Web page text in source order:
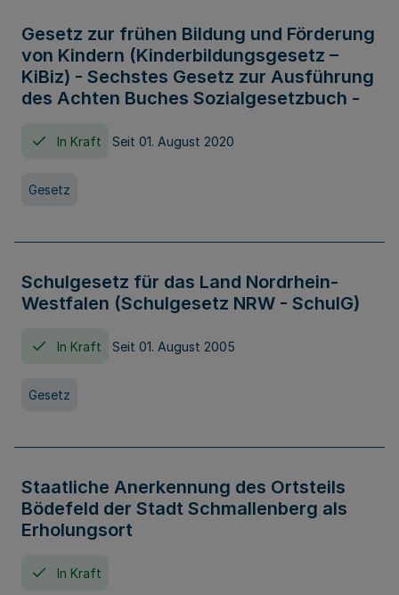
Gesetz zur frühen Bildung und Förderung
von Kindern (Kinderbildungsgesetz –
KiBiz) - Sechstes Gesetz zur Ausführung
des Achten Buches Sozialgesetzbuch -
In Kraft Seit 01. August 2020
Gesetz
Schulgesetz für das Land Nordrhein-
Westfalen (Schulgesetz NRW - SchulG)
In Kraft Seit 01. August 2005
Gesetz
Staatliche Anerkennung des Ortsteils
Bödefeld der Stadt Schmallenberg als
Erholungsort
In Kraft